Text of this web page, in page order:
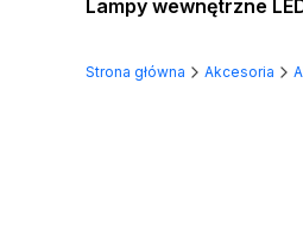
Lampy wewnętrzne
Strona główna Akcesoria